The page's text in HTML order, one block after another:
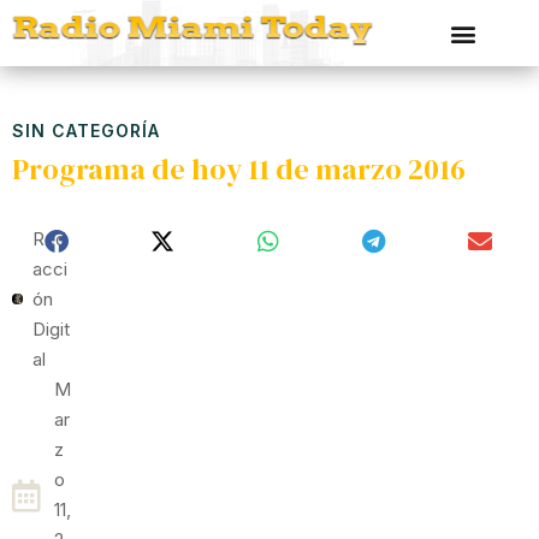
SIN CATEGORÍA
Programa de hoy 11 de marzo 2016
Red
Acci
Ón
Digit
Al
M
Ar
Z
O
11,